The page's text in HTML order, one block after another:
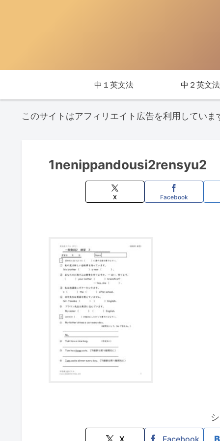
中１英文法 中２英文法
このサイトはアフィリエイト広告を利用していま
1nenippandousi2rensyu2
X Facebook
X Facebook